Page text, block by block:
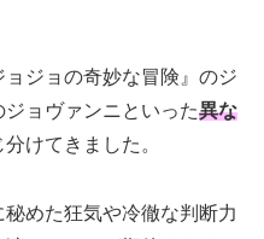
ジョの奇妙な冒険』のジ
ョヴァンニといった異な
分けてきました。
めた狂気や冷徹な判断力